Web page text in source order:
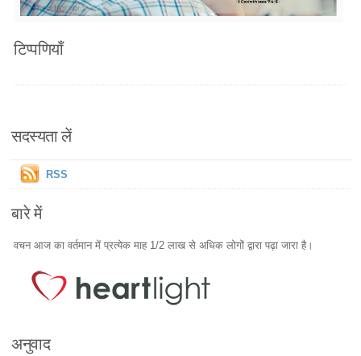
टिप्पणियाँ
सदस्यता लें
RSS
बारे में
वचन आज का वर्तमान में प्रत्येक माह 1/2 लाख से अधिक लोगों द्वारा पढ़ा जारा है।
अनुवाद